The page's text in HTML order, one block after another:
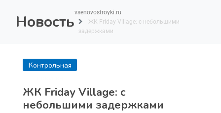
Новостьvsenovostroyki.ru
ЖК Friday Village: с небольшими
задержками
Контрольная
ЖК Friday Village: с
небольшими задержками